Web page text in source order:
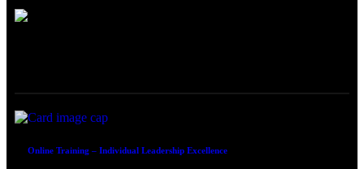
Online Training – Individual Leadership Excellence